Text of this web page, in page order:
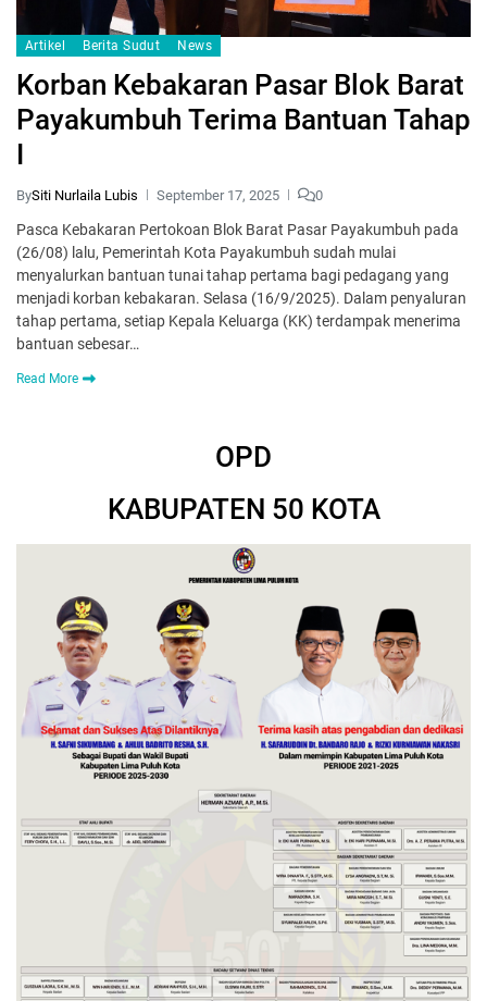
Artikel Berita Sudut News
Korban Kebakaran Pasar Blok Barat
Payakumbuh Terima Bantuan Tahap
I
BySiti Nurlaila Lubis September 17, 2025 0
Pasca Kebakaran Pertokoan Blok Barat Pasar Payakumbuh pada
(26/08) lalu, Pemerintah Kota Payakumbuh sudah mulai
menyalurkan bantuan tunai tahap pertama bagi pedagang yang
menjadi korban kebakaran. Selasa (16/9/2025). Dalam penyaluran
tahap pertama, setiap Kepala Keluarga (KK) terdampak menerima
bantuan sebesar…
Read More
OPD
KABUPATEN 50 KOTA